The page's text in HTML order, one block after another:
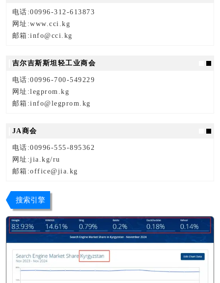
电话:00996-312-613873
网址:www.cci.kg
邮箱:info@cci.kg
吉尔吉斯斯坦轻工业商会
电话:00996-700-549229
网址:legprom.kg
邮箱:info@legprom.kg
JA商会
电话:00996-555-895362
网址:jia.kg/ru
邮箱:office@jia.kg
搜索引擎